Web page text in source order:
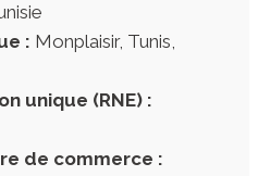
: Monplaisir, Tunis,
unique (RNE) :
de commerce :